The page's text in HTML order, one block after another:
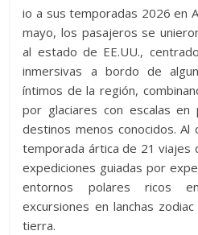
io a sus temporadas 2026 en
mayo, los pasajeros se
al estado de EE.UU.,
inmersivas a bordo de
íntimos de la región,
por glaciares con escalas
destinos menos conocidos. Al
temporada ártica de 21 viajes
expediciones guiadas por
entornos polares ricos
excursiones en lanchas
tierra.